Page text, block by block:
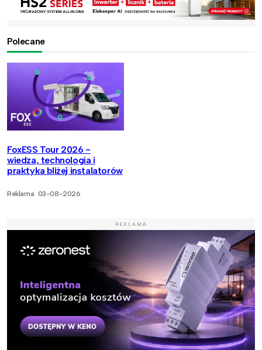
Polecane
FoxESS Tour 2026 -
wiedza, technologia i
praktyka bliżej instalatorów
Reklama 03-08-2026
REKLAMA